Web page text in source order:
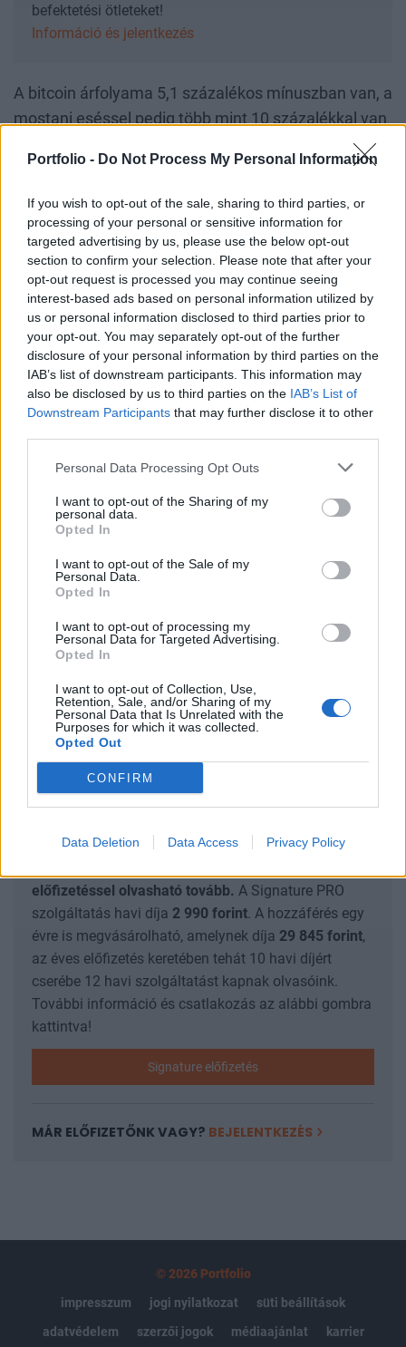
Portfolio - Do Not Process My Personal Information
If you wish to opt-out of the sale, sharing to third parties, or
processing of your personal or sensitive information for
targeted advertising by us, please use the below opt-out
section to confirm your selection. Please note that after your
opt-out request is processed you may continue seeing
interest-based ads based on personal information utilized by
us or personal information disclosed to third parties prior to
your opt-out. You may separately opt-out of the further
disclosure of your personal information by third parties on the
IAB’s list of downstream participants. This information may
also be disclosed by us to third parties on the IAB’s List of
Downstream Participants that may further disclose it to other
Personal Data Processing Opt Outs
I want to opt-out of the Sharing of my
personal data.
Opted In
I want to opt-out of the Sale of my
Personal Data.
Opted In
I want to opt-out of processing my
Personal Data for Targeted Advertising.
Opted In
I want to opt-out of Collection, Use,
Retention, Sale, and/or Sharing of my
Personal Data that Is Unrelated with the
Purposes for which it was collected.
Opted Out
CONFIRM
Data Deletion Data Access Privacy Policy
befektetési ötleteket!
Információ és jelentkezés
A bitcoin árfolyama 5,1 százalékos mínuszban van, a
mostani eséssel pedig több mint 10 százalékkal van
lejjebb a jegyzés a március 14-én elért történelmi
csúcshoz viszonyítva.
Ami a technikai képet illeti, amennyiben folytatódik
érdemes figyelni, itt helyezkedik el jelenleg az 50
napos mozgóátlag, valamint találunk itt egy korábbi
lokális mélypontot még márciusból.
amellett, hogy egy erős lélektani határról beszélünk
ezen a szinten, itt található a 23,6 százalékos
Fibonacci korrekciós szint is, valamint a grafikonon
még található egy korábbi lokális mélypont 60 700
dollárnál, szintén márciusból.
TUDNÁD OLVASNI!
előfizetéssel olvasható tovább. A Signature PRO
szolgáltatás havi díja 2 990 forint. A hozzáférés egy
évre is megvásárolható, amelynek díja 29 845 forint,
az éves előfizetés keretében tehát 10 havi díjért
cserébe 12 havi szolgáltatást kapnak olvasóink.
További információ és csatlakozás az alábbi gombra
kattintva!
Signature előfizetés
MÁR ELŐFIZETŐNK VAGY? BEJELENTKEZÉS
© 2026 Portfolio
impresszum
jogi nyilatkozat
süti beállítások
adatvédelem
szerzői jogok médiaajánlat karrier